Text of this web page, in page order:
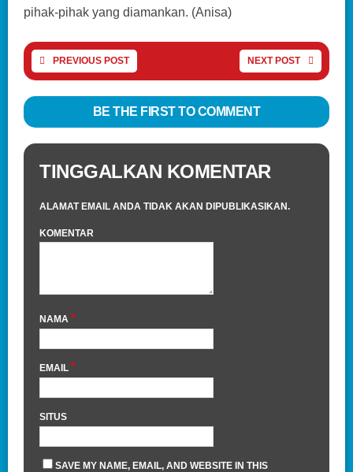
pihak-pihak yang diamankan. (Anisa)
PREVIOUS POST NEXT POST
BE THE FIRST TO COMMENT
TINGGALKAN KOMENTAR
ALAMAT EMAIL ANDA TIDAK AKAN DIPUBLIKASIKAN.
KOMENTAR
NAMA *
EMAIL *
SITUS
SAVE MY NAME, EMAIL, AND WEBSITE IN THIS